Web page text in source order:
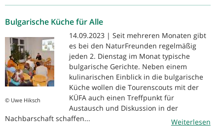
Bulgarische Küche für Alle
© Uwe Hiksch
14.09.2023 | Seit mehreren Monaten gibt
es bei den NaturFreunden regelmäßig
jeden 2. Dienstag im Monat typische
bulgarische Gerichte. Neben einem
kulinarischen Einblick in die bulgarische
Küche wollen die Tourenscouts mit der
KÜFA auch einen Treffpunkt für
Austausch und Diskussion in der
Nachbarschaft schaffen...
Weiterlesen